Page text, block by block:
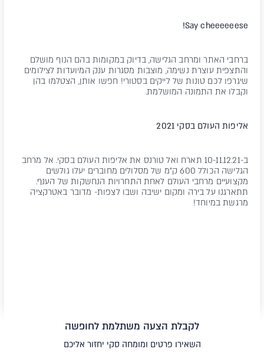
Say cheeeeeese!
ברחבי האתר ומרחב הגלישה, בדיוק במקומות בהם הנוף מושלם
והתצפית עוצרת נשימה, מוצבות מסגרות ענק המיועדות לצילומים
שיגרפו לכם טונות של לייקים בסטורי! חפשו אותן, הצטלמו בהן
וקבלו את התמונה המושלמת.
אליפות העולם בסקי 2021
ב-10-11.12.21 תארח ואל טורנס את אליפות העולם בסקי. אל מרחב
הגלישה הכולל 600 ק"מ של מסלולים מחוברים יעלו גולשים
מקצועיים מרחבי העולם לאחת התחרויות הנחשקות של הענף.
תתארגנו על בירה ומקום ישיבה ושבו לצפות- מדובר באטרקציה
מרגשת במיוחד!
לקבלת הצעה משתלמת לחופשה
השאירו פרטים ומומחה סקי יחזור אליכם